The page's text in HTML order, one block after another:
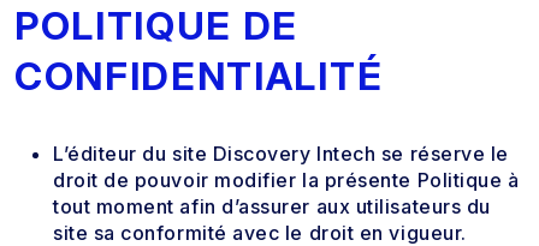
POLITIQUE DE
CONFIDENTIALITÉ
L’éditeur du site Discovery Intech se réserve le
droit de pouvoir modifier la présente Politique à
tout moment afin d’assurer aux utilisateurs du
site sa conformité avec le droit en vigueur.